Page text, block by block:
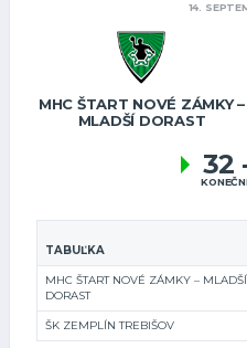
14.
MHC ŠTART NOVÉ ZÁMKY –
MLADŠÍ DORAST
32
TABUĽKA
MHC ŠTART NOVÉ ZÁMKY – MLADŠÍ
DORAST
ŠK ZEMPLÍN TREBIŠOV